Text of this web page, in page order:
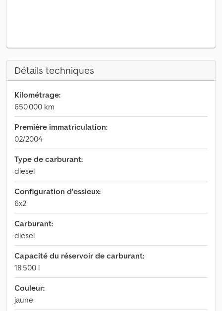
Détails techniques
Kilométrage:
650 000 km
Première immatriculation:
02/2004
Type de carburant:
diesel
Configuration d'essieux:
6x2
Carburant:
diesel
Capacité du réservoir de carburant:
18 500 l
Couleur:
jaune